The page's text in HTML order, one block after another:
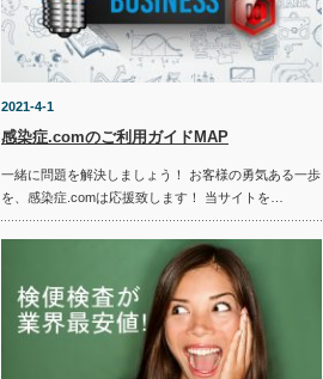
2021-4-1
感染症.comのご利用ガイドMAP
一緒に問題を解決しましょう！ お客様の勇気ある一歩
を、感染症.comは応援致します！ 当サイトを…